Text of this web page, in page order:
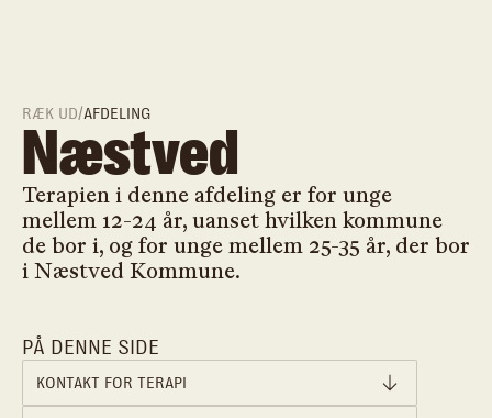
RÆK UD/AFDELING
Næstved
Terapien i denne afdeling er for unge
mellem 12-24 år, uanset hvilken kommune
de bor i, og for unge mellem 25-35 år, der bor
i Næstved Kommune.
PÅ DENNE SIDE
KONTAKT FOR TERAPI